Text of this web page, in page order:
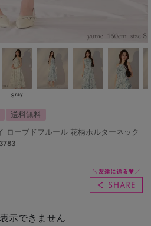
gray
送料無料
ローブドフルール 花柄ホルターネック
示できません